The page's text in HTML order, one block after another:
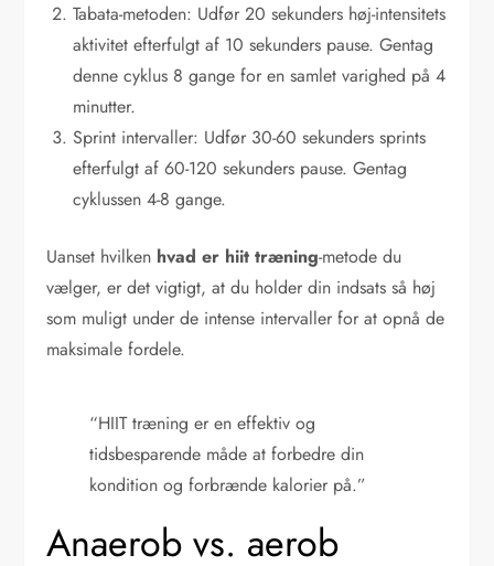
Tabata-metoden: Udfør 20 sekunders høj-intensitets
aktivitet efterfulgt af 10 sekunders pause. Gentag
denne cyklus 8 gange for en samlet varighed på 4
minutter.
Sprint intervaller: Udfør 30-60 sekunders sprints
efterfulgt af 60-120 sekunders pause. Gentag
cyklussen 4-8 gange.
Uanset hvilken hvad er hiit træning-metode du
vælger, er det vigtigt, at du holder din indsats så høj
som muligt under de intense intervaller for at opnå de
maksimale fordele.
“HIIT træning er en effektiv og
tidsbesparende måde at forbedre din
kondition og forbrænde kalorier på.”
Anaerob vs. aerob